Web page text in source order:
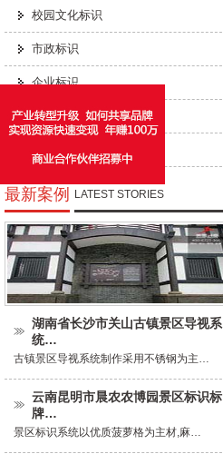
校园文化标识
市政标识
企业标识
工业标识
城市家具
最新案例 LATEST STORIES
湖南省长沙市关山古镇景区导视系
统…
古镇景区导视系统制作采用不锈钢为主…
云南昆明市晨农农博园景区标识标
牌…
景区标识系统以优质菠萝格为主材,麻…